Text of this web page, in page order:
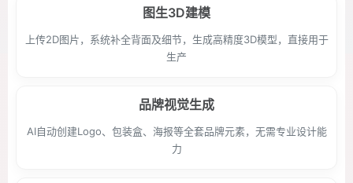
图生3D建模
上传2D图片，系统补全背面及细节，生成高精度3D模型，直接用于
生产
品牌视觉生成
AI自动创建Logo、包装盒、海报等全套品牌元素，无需专业设计能
力